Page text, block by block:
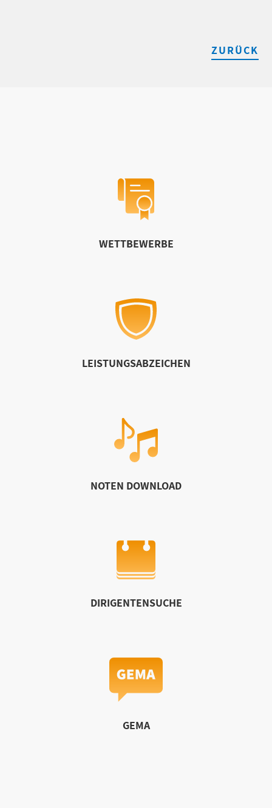
ZURÜCK
WETTBEWERBE
LEISTUNGSABZEICHEN
NOTEN DOWNLOAD
DIRIGENTENSUCHE
GEMA